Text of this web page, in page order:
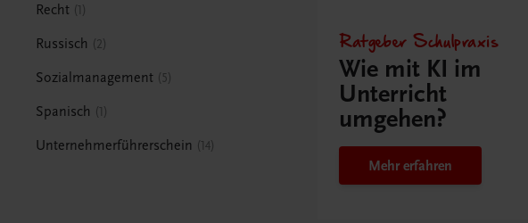
Recht 1
Russisch 2
Sozialmanagement 5
Spanisch 1
Unternehmerführerschein 14
Ratgeber Schulpraxis
Wie mit KI im
Unterricht
umgehen?
Mehr erfahren